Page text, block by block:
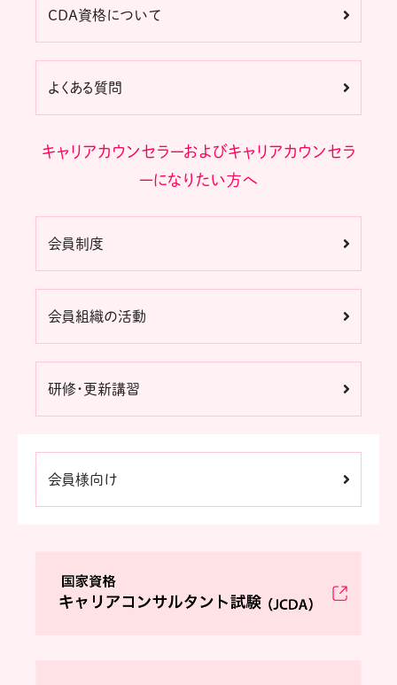
CDA資格について
よくある質問
キャリアカウンセラーおよびキャリアカウンセラ
ーになりたい方へ
会員制度
会員組織の活動
研修・更新講習
会員様向け